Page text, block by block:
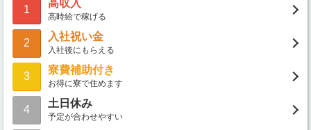
1
高収入
高時給で稼げる
2
入社祝い金
入社後にもらえる
3
寮費補助付き
お得に寮で住めます
4
土日休み
予定が合わせやすい